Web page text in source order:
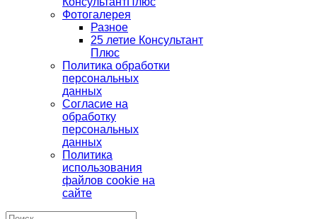
Фотогалерея
Разное
25 летие Консультант
Плюс
Политика обработки
персональных
данных
Согласие на
обработку
персональных
данных
Политика
использования
файлов cookie на
сайте